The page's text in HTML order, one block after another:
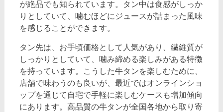
が絶品でも知られています。タン中は食感がしっか
りとしていて、噛むほどにジュースが詰まった風味
を感じることができます。
タン先は、お手頃価格として人気があり、繊維質が
しっかりとしていて、噛み締める楽しみがある特徴
を持っています。こうした牛タンを楽しむために、
店舗で味わうのも良いが、最近ではオンラインショ
ップを通じて自宅で手軽に楽しむケースも増加傾向
にあります。高品質の牛タンが全国各地から取り寄